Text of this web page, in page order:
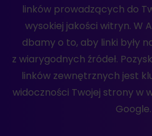
linków prowadzących do
wysokiej jakości witryn. W
dbamy o to, aby linki były
z wiarygodnych źródeł.
linków zewnętrznych jest
widoczności Twojej strony w
Google.